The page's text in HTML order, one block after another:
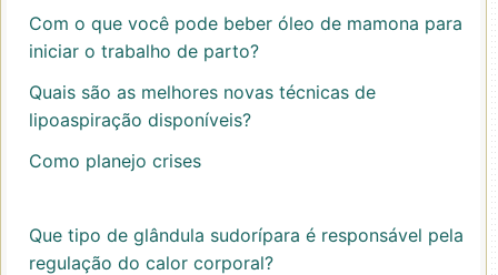
Com o que você pode beber óleo de mamona para
iniciar o trabalho de parto?
Quais são as melhores novas técnicas de
lipoaspiração disponíveis?
Como planejo crises
Que tipo de glândula sudorípara é responsável pela
regulação do calor corporal?